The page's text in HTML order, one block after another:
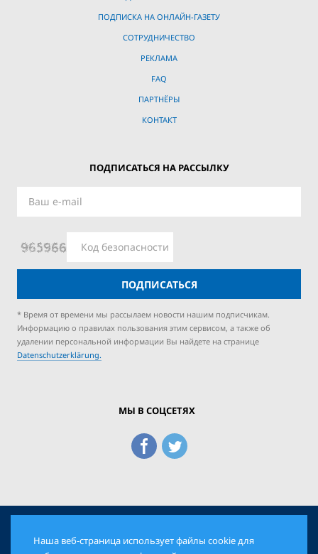
ПОДПИСКА НА ОНЛАЙН-ГАЗЕТУ
СОТРУДНИЧЕСТВО
РЕКЛАМА
FAQ
ПАРТНЁРЫ
КОНТАКТ
ПОДПИСАТЬСЯ НА РАССЫЛКУ
ПОДПИСАТЬСЯ
* Время от времени мы рассылаем новости нашим подписчикам.
Информацию о правилах пользования этим сервисом, а также об
удалении персональной информации Вы найдете на странице
Datenschutzerklärung.
МЫ В СОЦСЕТЯХ
Наша веб-страница использует файлы cookie для